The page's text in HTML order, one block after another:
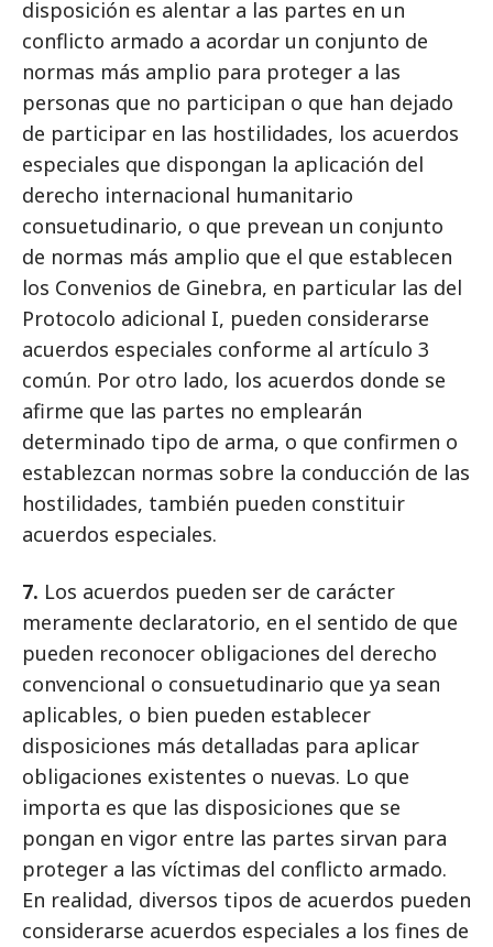
disposición es alentar a las partes en un
conflicto armado a acordar un conjunto de
normas más amplio para proteger a las
personas que no participan o que han dejado
de participar en las hostilidades, los acuerdos
especiales que dispongan la aplicación del
derecho internacional humanitario
consuetudinario, o que prevean un conjunto
de normas más amplio que el que establecen
los Convenios de Ginebra, en particular las del
Protocolo adicional I, pueden considerarse
acuerdos especiales conforme al artículo 3
común. Por otro lado, los acuerdos donde se
afirme que las partes no emplearán
determinado tipo de arma, o que confirmen o
establezcan normas sobre la conducción de las
hostilidades, también pueden constituir
acuerdos especiales.
7. Los acuerdos pueden ser de carácter
meramente declaratorio, en el sentido de que
pueden reconocer obligaciones del derecho
convencional o consuetudinario que ya sean
aplicables, o bien pueden establecer
disposiciones más detalladas para aplicar
obligaciones existentes o nuevas. Lo que
importa es que las disposiciones que se
pongan en vigor entre las partes sirvan para
proteger a las víctimas del conflicto armado.
En realidad, diversos tipos de acuerdos pueden
considerarse acuerdos especiales a los fines de